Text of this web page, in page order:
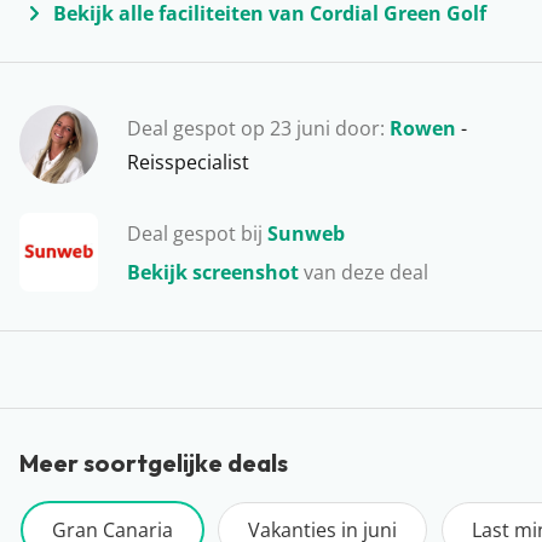
Deal gespot op 23 juni door: Rowen -
Reisspecialist
Deal gespot bij Sunweb
Bekijk screenshotvan deze deal
Onze favoriete plekken op het eiland zijn Playa del
Inglés, Meloneras, Puerto Rico en Maspalomas. Ga je
beroemde aardappeltjes met Mojo saus te bestellen.
Wij dromen er nog steeds van!
Bekijk alle faciliteiten van Cordial Green Golf
Meer soortgelijke deals
Gran Canaria Vakanties in juni Last